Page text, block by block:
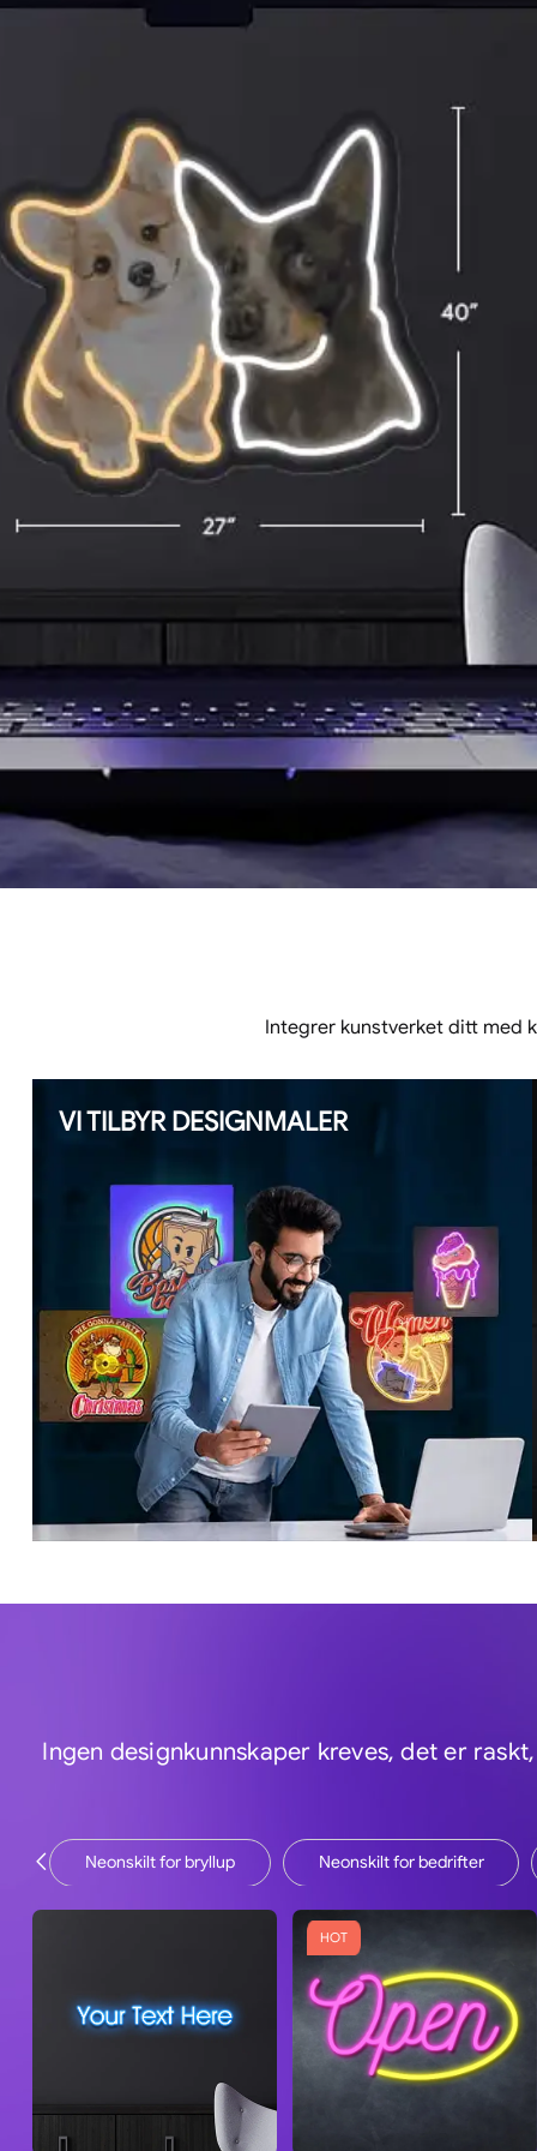
Integrer kunstverket ditt med
VI TILBYR DESIGNMALER
Ingen designkunnskaper kreves, det er
Neonskilt for bryllup Neonskilt for bedrifter
HOT